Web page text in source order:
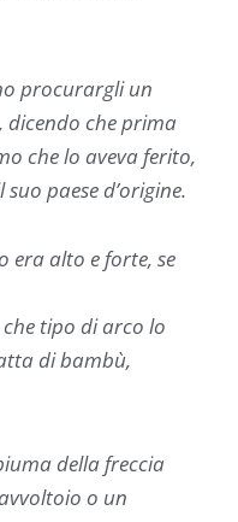
procurargli un
che prima
che lo aveva ferito,
paese d’origine.
era alto e forte, se
tipo di arco lo
di bambù,
della freccia
o un